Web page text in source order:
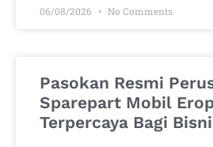
06/08/2026 No Comments
Pasokan Resmi
Sparepart Mobil
Terpercaya Bagi